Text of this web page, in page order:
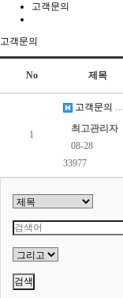
고객문의
고객문의
No 제목
1
고객문의 게시판 입니다.
최고관리자
08-28
33977
검색